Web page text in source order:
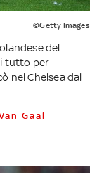
©Getty Images
del
tutto per
nel Chelsea dal
Gaal